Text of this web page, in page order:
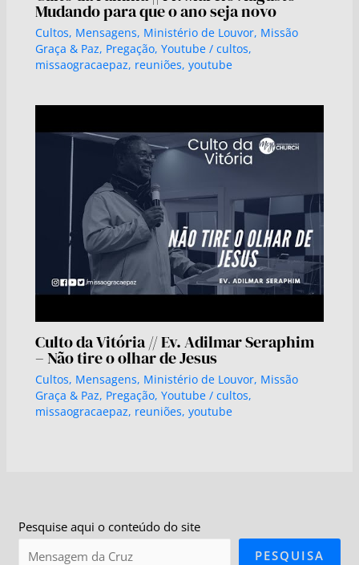
Mudando para que o ano seja novo
Cultos, Mensagens, Ministério de Louvor, Missão
Graça & Paz, Pregação,Youtube /cultos,
missaogracaepaz, reuniões,youtube
Culto da Vitória // Ev. Adilmar Seraphim
– Não tire o olhar de Jesus
Cultos, Mensagens, Ministério de Louvor, Missão
Graça & Paz, Pregação,Youtube /cultos,
missaogracaepaz, reuniões,youtube
Pesquise aqui o conteúdo do site
PESQUISA